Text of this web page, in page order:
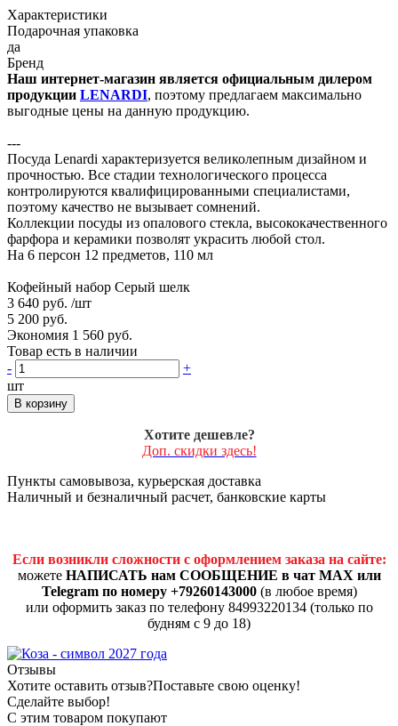
Характеристики
Подарочная упаковка
да
Бренд
Наш интернет-магазин является официальным дилером
продукции LENARDI, поэтому предлагаем максимально
выгодные цены на данную продукцию.
---
Посуда Lenardi характеризуется великолепным дизайном и
прочностью. Все стадии технологического процесса
контролируются квалифицированными специалистами,
поэтому качество не вызывает сомнений.
Коллекции посуды из опалового стекла, высококачественного
фарфора и керамики позволят украсить любой стол.
На 6 персон 12 предметов, 110 мл
Кофейный набор Серый шелк
3 640 руб. /шт
5 200 руб.
Экономия 1 560 руб.
Товар есть в наличии
-
+
шт
В корзину
Хотите дешевле?
Доп. скидки здесь!
Пункты самовывоза, курьерская доставка
Наличный и безналичный расчет, банковские карты
Если возникли сложности с оформлением заказа на сайте:
можете НАПИСАТЬ нам СООБЩЕНИЕ в чат MAX или
Telegram по номеру +79260143000(в любое время)
или оформить заказ по телефону 84993220134 (только по
будням с 9 до 18)
Отзывы
Хотите оставить отзыв?Поставьте свою оценку!
Сделайте выбор!
С этим товаром покупают